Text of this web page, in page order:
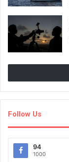
Follow Us
94
1000